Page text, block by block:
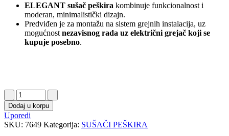
ELEGANT sušač peškira kombinuje funkcionalnost i
moderan, minimalistički dizajn.
Predviđen je za montažu na sistem grejnih instalacija, uz
mogućnost nezavisnog rada uz električni grejač koji se
kupuje posebno.
Dodaj u korpu
Uporedi
SKU: 7649 Kategorija: SUŠAČI PEŠKIRA